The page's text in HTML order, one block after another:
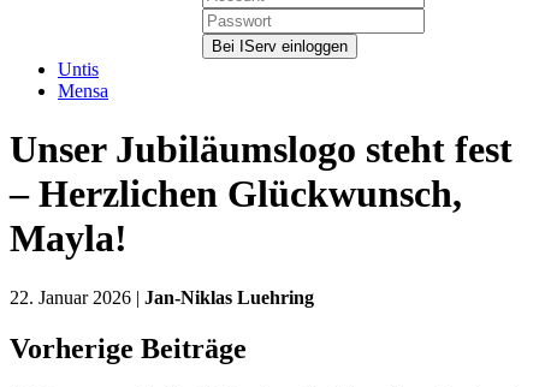
Bei IServ einloggen
Untis
Mensa
Unser Jubiläumslogo steht fest
– Herzlichen Glückwunsch,
Mayla!
22. Januar 2026 | Jan-Niklas Luehring
Vorherige Beiträge